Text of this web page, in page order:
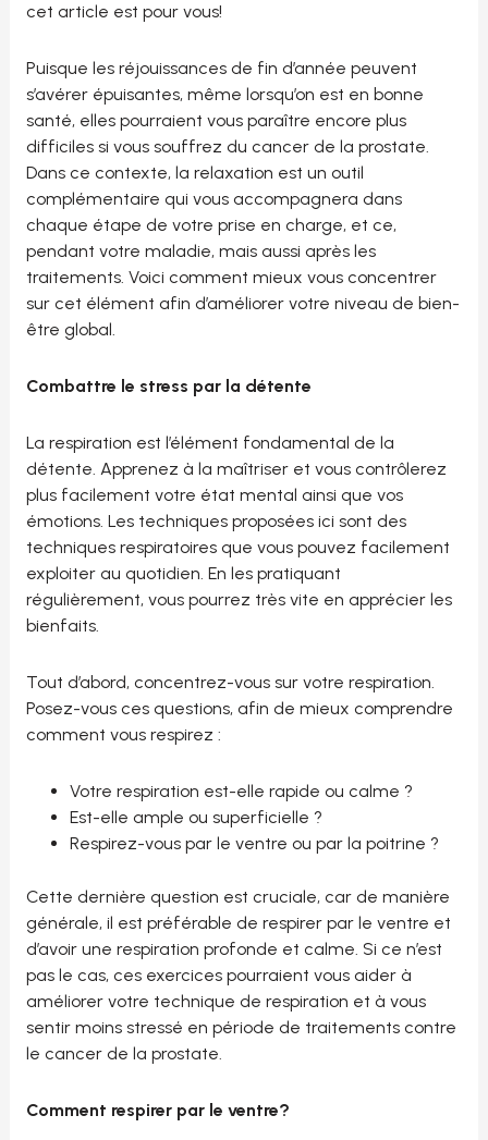
cet article est pour vous!
Puisque les réjouissances de fin d’année peuvent
s’avérer épuisantes, même lorsqu’on est en bonne
santé, elles pourraient vous paraître encore plus
difficiles si vous souffrez du cancer de la prostate.
Dans ce contexte, la relaxation est un outil
complémentaire qui vous accompagnera dans
chaque étape de votre prise en charge, et ce,
pendant votre maladie, mais aussi après les
traitements. Voici comment mieux vous concentrer
sur cet élément afin d’améliorer votre niveau de bien-
être global.
Combattre le stress par la détente
La respiration est l’élément fondamental de la
détente. Apprenez à la maîtriser et vous contrôlerez
plus facilement votre état mental ainsi que vos
émotions. Les techniques proposées ici sont des
techniques respiratoires que vous pouvez facilement
exploiter au quotidien. En les pratiquant
régulièrement, vous pourrez très vite en apprécier les
bienfaits.
Tout d’abord, concentrez-vous sur votre respiration.
Posez-vous ces questions, afin de mieux comprendre
comment vous respirez :
Votre respiration est-elle rapide ou calme ?
Est-elle ample ou superficielle ?
Respirez-vous par le ventre ou par la poitrine ?
Cette dernière question est cruciale, car de manière
générale, il est préférable de respirer par le ventre et
d’avoir une respiration profonde et calme. Si ce n’est
pas le cas, ces exercices pourraient vous aider à
améliorer votre technique de respiration et à vous
sentir moins stressé en période de traitements contre
le cancer de la prostate.
Comment respirer par le ventre?